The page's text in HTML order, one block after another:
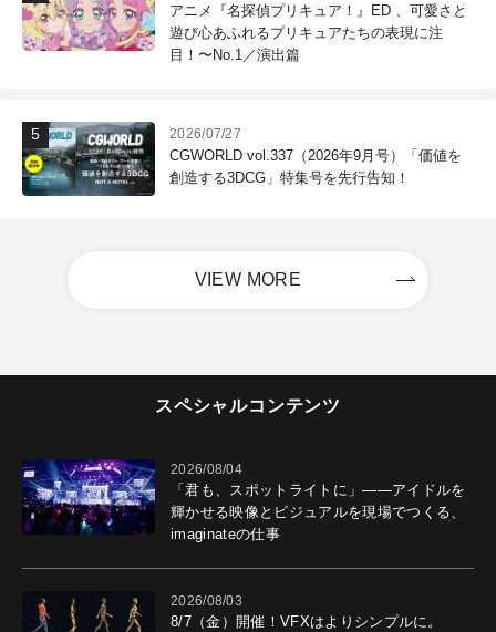
アニメ『名探偵プリキュア！』ED 、可愛さと
遊び心あふれるプリキュアたちの表現に注
目！〜No.1／演出篇
2026/07/27
CGWORLD vol.337（2026年9月号）「価値を
創造する3DCG」特集号を先行告知！
VIEW MORE
スペシャルコンテンツ
2026/08/04
「君も、スポットライトに」――アイドルを
輝かせる映像とビジュアルを現場でつくる、
imaginateの仕事
2026/08/03
8/7（金）開催！VFXはよりシンプルに。